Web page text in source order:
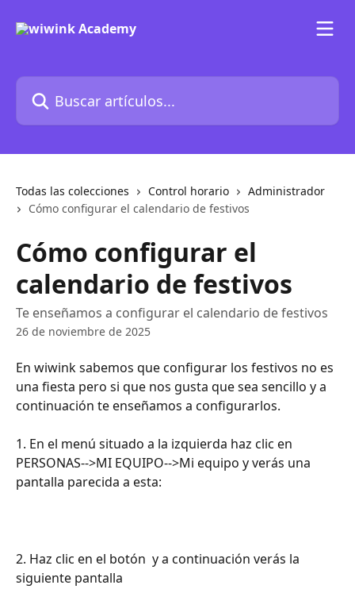
Buscar artículos...
Todas las colecciones Control horario
Administrador
Cómo configurar el calendario de festivos
Cómo configurar el
calendario de festivos
Te enseñamos a configurar el calendario de festivos
26 de noviembre de 2025
En wiwink sabemos que configurar los festivos no es
una fiesta pero si que nos gusta que sea sencillo y a
continuación te enseñamos a configurarlos.
1. En el menú situado a la izquierda haz clic en
PERSONAS-->MI EQUIPO-->Mi equipo y verás una
pantalla parecida a esta:
2. Haz clic en el botón y a continuación verás la
siguiente pantalla